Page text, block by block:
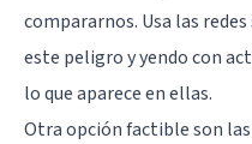
compararnos. Usa las
este peligro y yendo con
lo que aparece en ellas.
Otra opción factible son